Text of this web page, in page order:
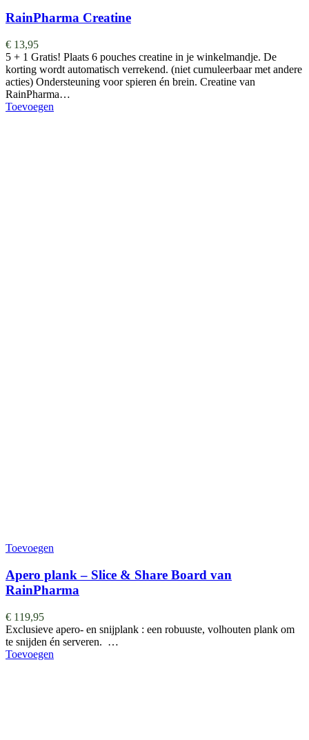
RainPharma Creatine
€ 13,95
5 + 1 Gratis! Plaats 6 pouches creatine in je winkelmandje. De
korting wordt automatisch verrekend. (niet cumuleerbaar met andere
acties) Ondersteuning voor spieren én brein. Creatine van
RainPharma…
Toevoegen
Toevoegen
Apero plank – Slice & Share Board van
RainPharma
€ 119,95
Exclusieve apero- en snijplank : een robuuste, volhouten plank om
te snijden én serveren. …
Toevoegen